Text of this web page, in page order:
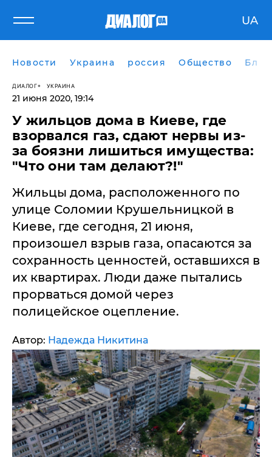
UA
Новости Украина россия Общество
ДИАЛОГ УКРАИНА
21 июня 2020, 19:14
У жильцов дома в Киеве, где
взорвался газ, сдают нервы из-
за боязни лишиться имущества:
"Что они там делают?!"
Жильцы дома, расположенного по
улице Соломии Крушельницкой в
Киеве, где сегодня, 21 июня,
произошел взрыв газа, опасаются за
сохранность ценностей, оставшихся в
их квартирах. Люди даже пытались
прорваться домой через
полицейское оцепление.
Автор: Надежда Никитина